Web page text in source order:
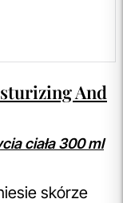
And
ciała 300 ml
skórze